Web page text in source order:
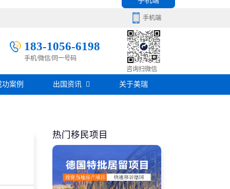
手机端
183-1056-6198
手机/微信/同一号码
咨询扫微信
功案例 出国资讯
移民百科
房产知识
移民问答
关于美瑞
热门移民项目